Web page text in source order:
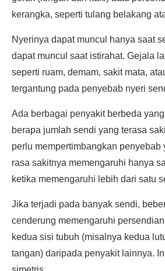
kerangka, seperti tulang belakang
Nyerinya dapat muncul hanya saat
dapat muncul saat istirahat. Gejala
seperti ruam, demam, sakit mata,
tergantung pada penyebab nyeri
Ada berbagai penyakit berbeda
berapa jumlah sendi yang terasa
perlu mempertimbangkan penyebab
rasa sakitnya memengaruhi hanya
ketika memengaruhi lebih dari satu
Jika terjadi pada banyak sendi,
cenderung memengaruhi
kedua sisi tubuh (misalnya kedua
tangan) daripada penyakit lainnya.